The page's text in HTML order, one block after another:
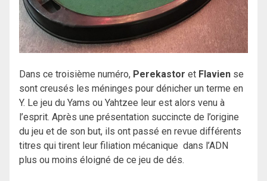
Dans ce troisième numéro, Perekastor et Flavien se
sont creusés les méninges pour dénicher un terme en
Y. Le jeu du Yams ou Yahtzee leur est alors venu à
l’esprit. Après une présentation succincte de l’origine
du jeu et de son but, ils ont passé en revue différents
titres qui tirent leur filiation mécanique dans l’ADN
plus ou moins éloigné de ce jeu de dés.